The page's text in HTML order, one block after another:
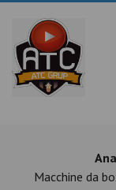
Macchine da